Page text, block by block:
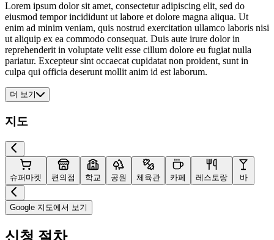
Lorem ipsum dolor sit amet, consectetur adipiscing elit, sed do
eiusmod tempor incididunt ut labore et dolore magna aliqua. Ut
enim ad minim veniam, quis nostrud exercitation ullamco laboris nisi
ut aliquip ex ea commodo consequat. Duis aute irure dolor in
reprehenderit in voluptate velit esse cillum dolore eu fugiat nulla
pariatur. Excepteur sint occaecat cupidatat non proident, sunt in
culpa qui officia deserunt mollit anim id est laborum.
더 보기
지도
슈퍼마켓 편의점 학교 공원 체육관 카페 레스토랑 바
Google 지도에서 보기
신청 절차